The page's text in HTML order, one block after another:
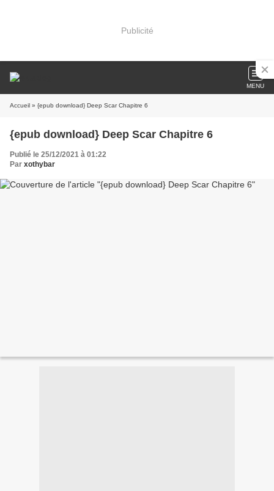
Publicité
MENU
Accueil » {epub download} Deep Scar Chapitre 6
{epub download} Deep Scar Chapitre 6
Publié le 25/12/2021 à 01:22
Par xothybar